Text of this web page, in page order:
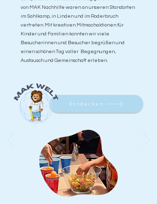
von MAK Nachhilfe waren an unseren Standorten
im Sahlkamp, in Linden und im Roderbruch
vertreten. Mit kreativen Mitmachaktionen für
Kinder und Familien konnten wir viele
Besucherinnen und Besucher begrüßen und
einen schönen Tag voller Begegnungen,
Austausch und Gemeinschaft erleben.
Entdecken